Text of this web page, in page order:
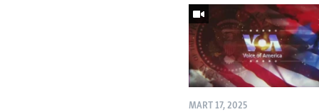
MART 17, 2025